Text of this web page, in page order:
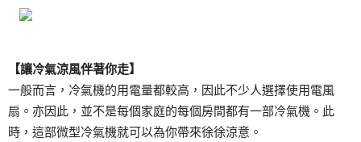
【讓冷氣涼風伴著你走】
一般而言，冷氣機的用電量都較高，因此不少人選擇使用電風
扇。亦因此，並不是每個家庭的每個房間都有一部冷氣機。此
時，這部微型冷氣機就可以為你帶來徐徐涼意。